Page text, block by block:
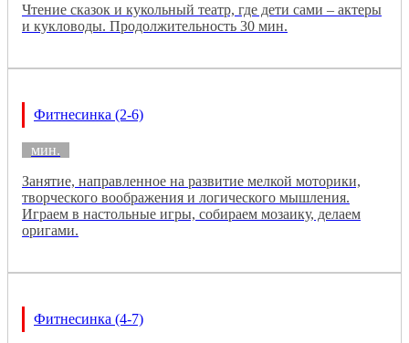
Чтение сказок и кукольный театр, где дети сами – актеры
и кукловоды. Продолжительность 30 мин.
Фитнесинка (2-6)
мин.
Занятие, направленное на развитие мелкой моторики,
творческого воображения и логического мышления.
Играем в настольные игры, собираем мозаику, делаем
оригами.
Фитнесинка (4-7)